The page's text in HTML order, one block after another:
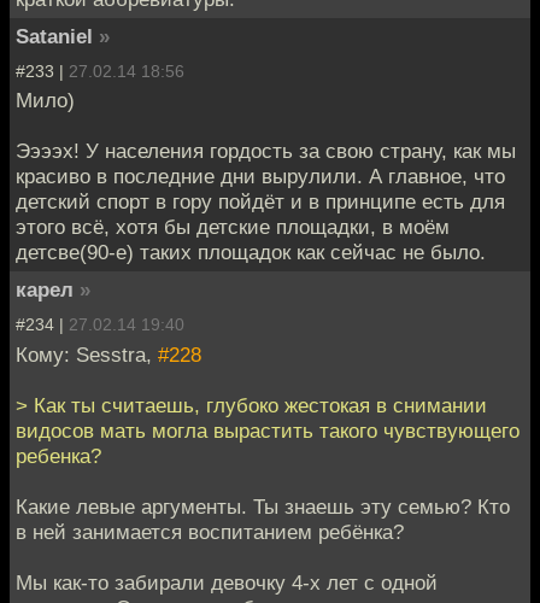
Sataniel »
#233 | 27.02.14 18:56
Мило)
Ээээх! У населения гордость за свою страну, как мы
красиво в последние дни вырулили. А главное, что
детский спорт в гору пойдёт и в принципе есть для
этого всё, хотя бы детские площадки, в моём
детсве(90-е) таких площадок как сейчас не было.
карел »
#234 | 27.02.14 19:40
Кому: Sesstra, #228
> Как ты считаешь, глубоко жестокая в снимании
видосов мать могла вырастить такого чувствующего
ребенка?
Какие левые аргументы. Ты знаешь эту семью? Кто
в ней занимается воспитанием ребёнка?
Мы как-то забирали девочку 4-х лет с одной